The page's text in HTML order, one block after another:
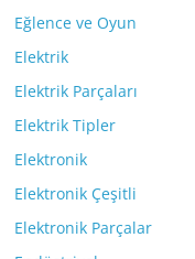
Eğlence ve Oyun
Elektrik
Elektrik Parçaları
Elektrik Tipler
Elektronik
Elektronik Çeşitli
Elektronik Parçalar